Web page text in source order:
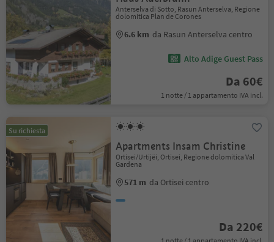
Anterselva di Sotto, Rasun Anterselva, Regione
dolomitica Plan de Corones
6.6 km da Rasun Anterselva centro
Alto Adige Guest Pass
Da 60€
1 notte / 1 appartamento IVA incl.
Su richiesta
Apartments Insam Christine
Ortisei/Urtijëi, Ortisei, Regione dolomitica Val
Gardena
571 m da Ortisei centro
Da 220€